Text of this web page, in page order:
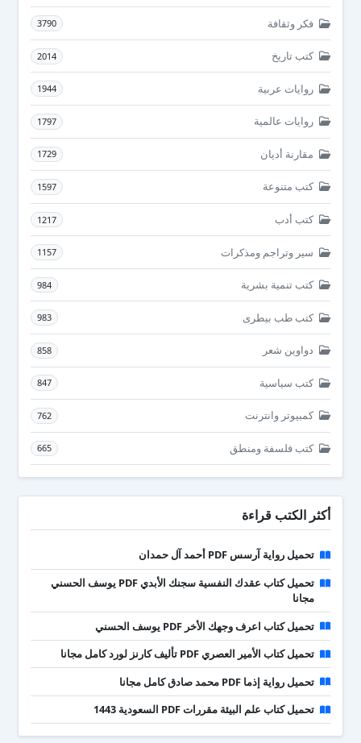
فكر وثقافة 3790
كتب تاريخ 2014
روايات عربية 1944
روايات عالمية 1797
مقارنة أديان 1729
كتب متنوعة 1597
كتب أدب 1217
سير وتراجم ومذكرات 1157
كتب تنمية بشرية 984
كتب طب بيطرى 983
دواوين شعر 858
كتب سياسية 847
كمبيوتر وانترنت 762
كتب فلسفة ومنطق 665
أكثر الكتب قراءة
تحميل رواية آرسس PDF أحمد آل حمدان
تحميل كتاب عقدك النفسية سجنك الأبدي PDF يوسف الحسني
مجانا
تحميل كتاب اعرف وجهك الأخر PDF يوسف الحسني
تحميل كتاب الأمير العصري PDF تأليف كارنز لورد كامل مجانا
تحميل رواية إذما PDF محمد صادق كامل مجانا
تحميل كتاب علم البيئة مقررات PDF السعودية 1443